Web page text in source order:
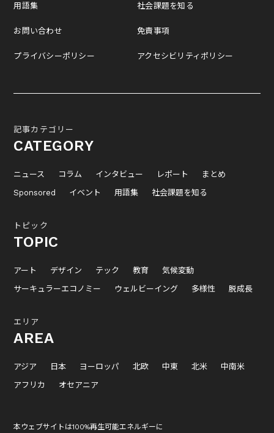
用語集
お問い合わせ
プライバシーポリシー
社会課題を知る
免責事項
アクセシビリティポリシー
記事カテゴリー
CATEGORY
ニュース コラム インタビュー レポート
まとめ
Sponsored
イベント 用語集 社会課題を知る
トピック
TOPIC
アート デザイン テック 教育
気候変動
サーキュラーエコノミー
ウェルビーイング 多様性 脱成長
エリア
AREA
アジア 日本 ヨーロッパ 北欧 中東 北米
中南米
アフリカ
オセアニア
本ウェブサイトは100%再生可能エネルギーに